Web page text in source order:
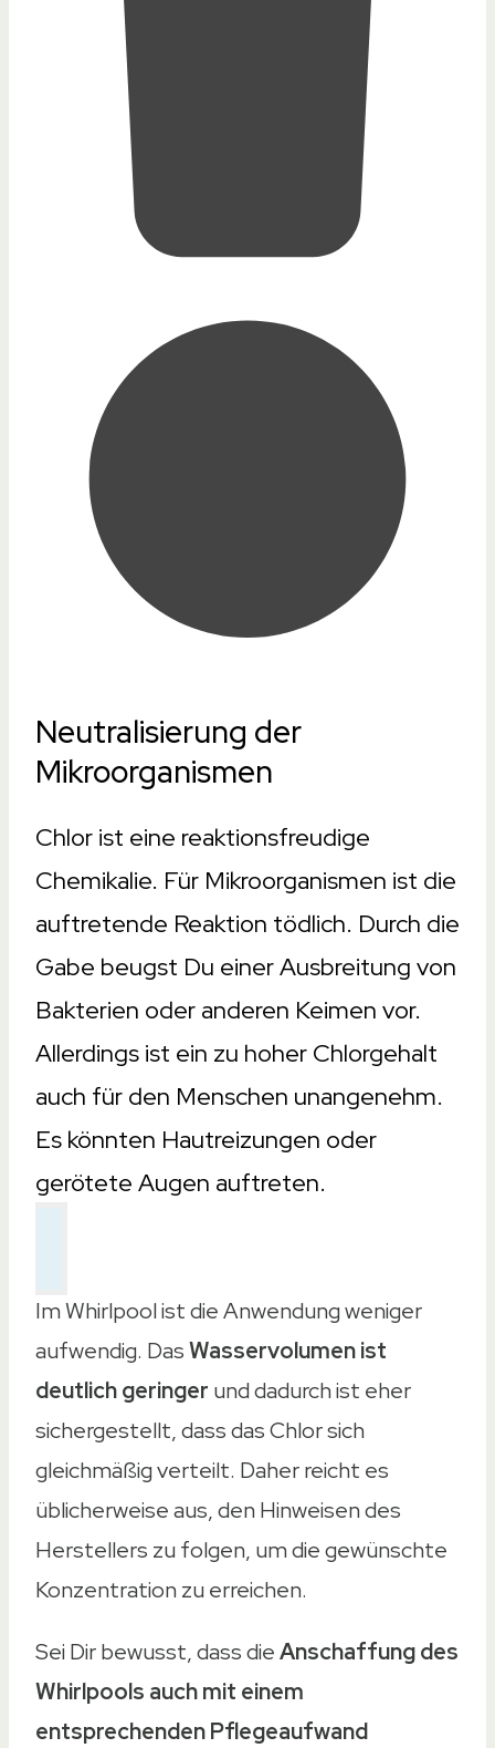
Neutralisierung der
Mikroorganismen
Chlor ist eine reaktionsfreudige
Chemikalie. Für Mikroorganismen ist die
auftretende Reaktion tödlich. Durch die
Gabe beugst Du einer Ausbreitung von
Bakterien oder anderen Keimen vor.
Allerdings ist ein zu hoher Chlorgehalt
auch für den Menschen unangenehm.
Es könnten Hautreizungen oder
gerötete Augen auftreten.
Im Whirlpool ist die Anwendung weniger
aufwendig. DasWasservolumen ist
deutlich geringer und dadurch ist eher
sichergestellt, dass das Chlor sich
gleichmäßig verteilt. Daher reicht es
üblicherweise aus, den Hinweisen des
Herstellers zu folgen, um die gewünschte
Konzentration zu erreichen.
Sei Dir bewusst, dass dieAnschaffung des
Whirlpools auch mit einem
entsprechenden Pflegeaufwand